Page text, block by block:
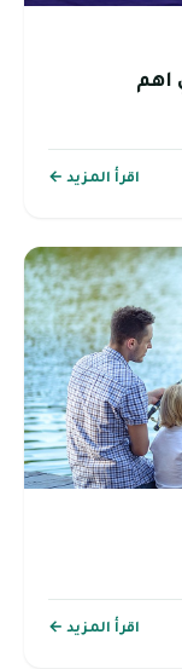
اهم
اقرأ المزيد ←
اقرأ المزيد ←